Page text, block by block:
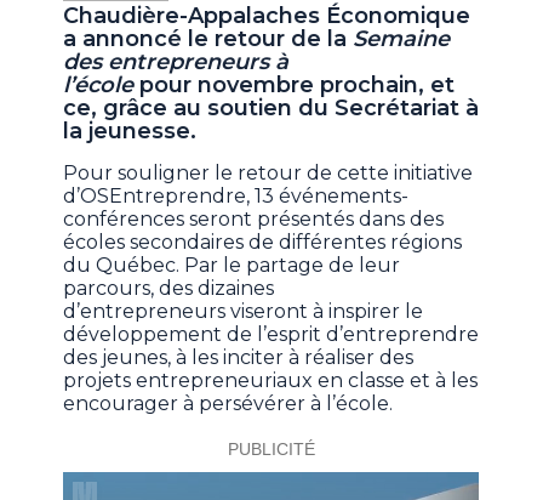
Chaudière-Appalaches Économique
a annoncé le retour de la Semaine
des entrepreneurs à
l’écolepour novembre prochain, et
ce, grâce au soutien du Secrétariat à
la jeunesse.
Pour souligner le retour de cette initiative
d’OSEntreprendre, 13 événements-
conférences seront présentés dans des
écoles secondaires de différentes régions
du Québec. Par le partage de leur
parcours, des dizaines
d’entrepreneurs viseront à inspirer le
développement de l’esprit d’entreprendre
des jeunes, à les inciter à réaliser des
projets entrepreneuriaux en classe et à les
encourager à persévérer à l’école.